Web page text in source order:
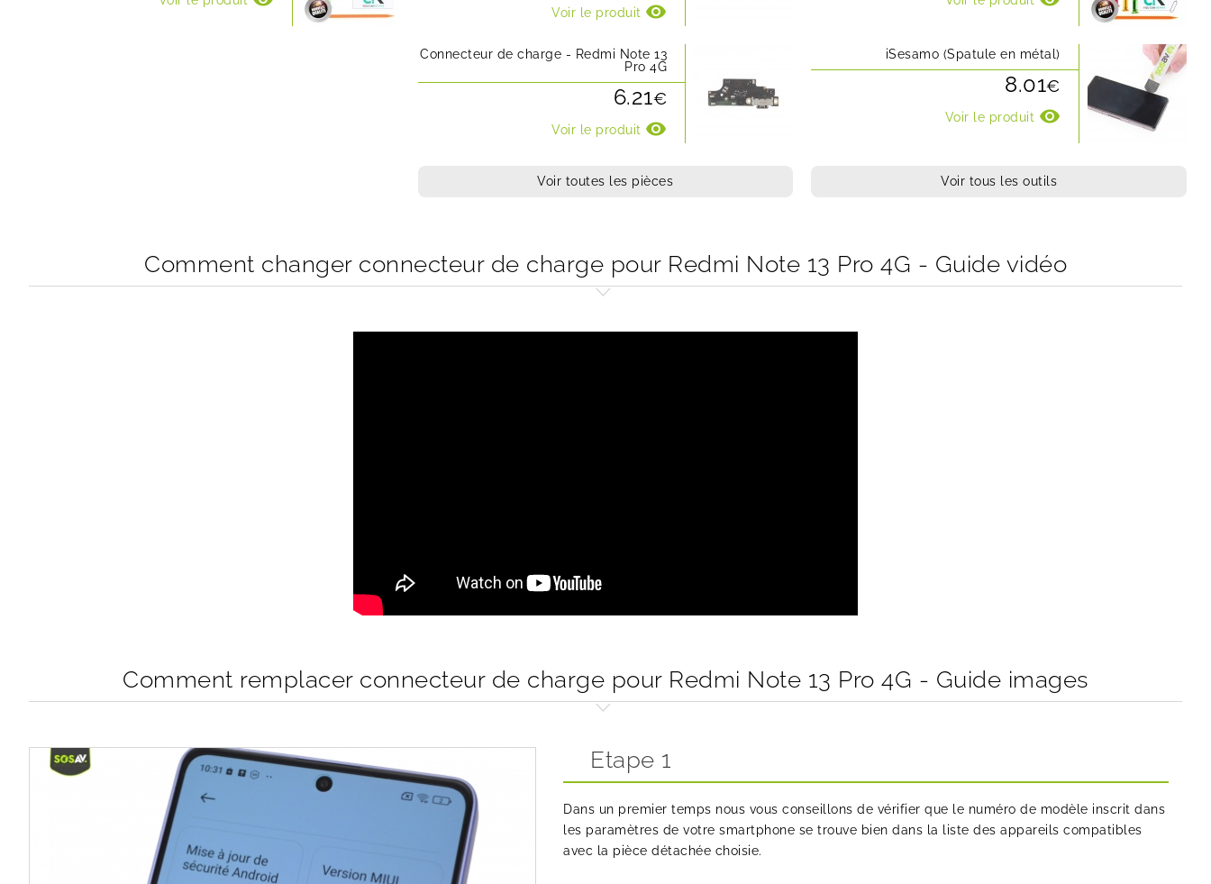
Voir le produit visibility
Connecteur de charge - Redmi Note 13
Pro 4G
6.21€
Voir le produit visibility
Voir toutes les pièces
iSesamo (Spatule en métal)
8.01€
Voir le produit visibility
Voir tous les outils
Comment changer connecteur de charge pour Redmi Note 13 Pro 4G - Guide vidéo
Comment remplacer connecteur de charge pour Redmi Note 13 Pro 4G - Guide images
Etape 1
Dans un premier temps nous vous conseillons de vérifier que le numéro de modèle inscrit dans
les paramètres de votre smartphone se trouve bien dans la liste des appareils compatibles
avec la pièce détachée choisie.